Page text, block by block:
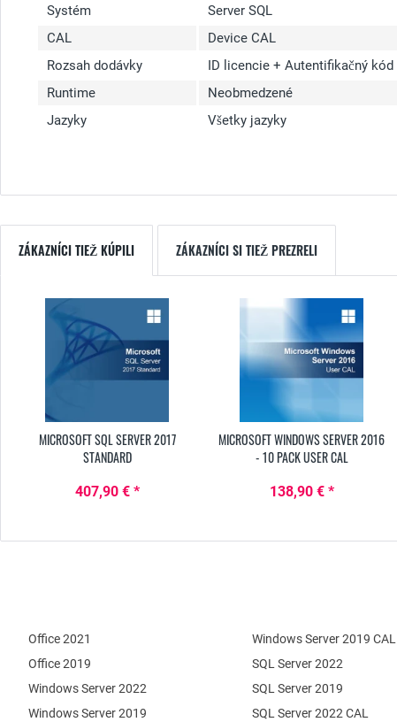
Systém
Server SQL
CAL
Device CAL
Rozsah dodávky
ID licencie + Autentifikačný kód
Runtime
Neobmedzené
Jazyky
Všetky jazyky
ZÁKAZNÍCI TIEŽ KÚPILI ZÁKAZNÍCI SI TIEŽ PREZRELI
MICROSOFT SQL SERVER 2017
STANDARD
407,90 € *
MICROSOFT WINDOWS SERVER 2016
- 10 PACK USER CAL
138,90 € *
Office 2021
Office 2019
Windows Server 2022
Windows Server 2019
SQL Server 2022
SQL Server 2019
Windows Server 2019 CAL
SQL Server 2022 CAL